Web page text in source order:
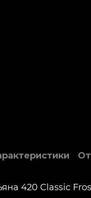
420 Classic